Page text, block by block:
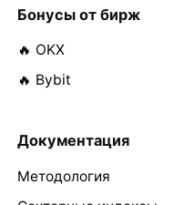
Бонусы от бирж
🔥 OKX
🔥 Bybit
Документация
Методология